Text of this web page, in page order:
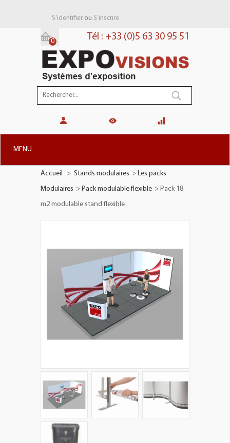
S'identifierou S'inscrire
Tél : +33 (0)5 63 30 95 51
Panier:
0
MENU
STANDS MODULAIRES
IMPRESSION GRAND FORMAT
Accueil > Stands modulaires > Les packs
Modulaires > Pack modulable flexible > Pack 18
m2 modulable stand flexible